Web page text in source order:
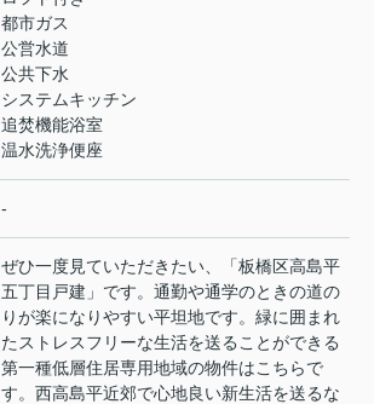
都市ガス
公営水道
公共下水
システムキッチン
追焚機能浴室
温水洗浄便座
-
ぜひ一度見ていただきたい、「板橋区高島平
五丁目戸建」です。通勤や通学のときの道の
りが楽になりやすい平坦地です。緑に囲まれ
たストレスフリーな生活を送ることができる
第一種低層住居専用地域の物件はこちらで
す。西高島平近郊で心地良い新生活を送るな